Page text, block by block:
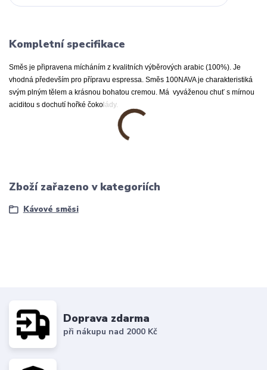
Kompletní specifikace
Směs je připravena mícháním z kvalitních výběrových arabic (100%). Je
vhodná především pro přípravu espressa. Směs 100NAVA je charakteristiká
svým plným tělem a krásnou bohatou cremou. Má vyváženou chuť s mírnou
aciditou s dochutí hořké čokolády.
Zboží zařazeno v kategoriích
Kávové směsi
Doprava zdarma
při nákupu nad 2000 Kč